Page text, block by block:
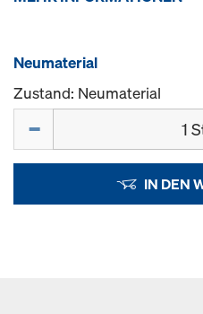
Neumaterial
Zustand: Neumaterial
IN DEN